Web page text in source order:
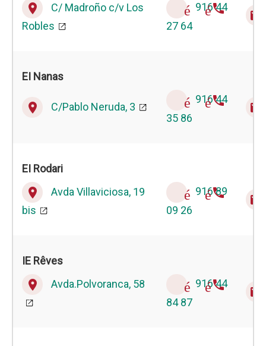
place
C/ Madroño c/v Los
Robles
téléphone
916 44
27 64
email
EI Nanas
place C/Pablo Neruda, 3 téléphone
916 44
35 86
email
EI Rodari
place
Avda Villaviciosa, 19
bis
téléphone
916 89
09 26
email
IE Rêves
place Avda.Polvoranca, 58 téléphone
916 44
84 87
email